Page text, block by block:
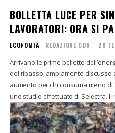
BOLLETTA LUCE PER
LAVORATORI: ORA SI
ECONOMIA REDAZIONE CDN - 20
Arrivano le prime bollette
del ribasso, ampiamente discusso
aumento per chi consuma meno di
uno studio effettuato di Selectra. Il